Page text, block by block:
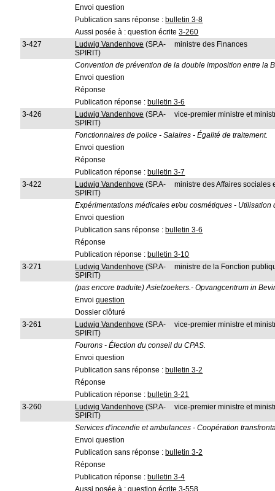
Envoi question
Publication sans réponse : bulletin 3-8
Aussi posée à : question écrite3-260
3-427
Ludwig Vandenhove (SP.A-
SPIRIT)
ministre des Finances
Convention de prévention de la double imposition entre la
Envoi question
Réponse
Publication réponse : bulletin 3-6
3-426
Ludwig Vandenhove (SP.A-
SPIRIT)
vice-premier ministre et
Fonctionnaires de police - Salaires - Égalité de traitement.
Envoi question
Réponse
Publication réponse : bulletin 3-7
3-422
Ludwig Vandenhove (SP.A-
SPIRIT)
ministre des Affaires sociales
Expérimentations médicales et/ou cosmétiques - Utilisation
Envoi question
Publication sans réponse : bulletin 3-6
Réponse
Publication réponse : bulletin 3-10
3-271
Ludwig Vandenhove (SP.A-
SPIRIT)
ministre de la Fonction
(pas encore traduite) Asielzoekers.- Opvangcentrum in
Envoiquestion
Dossier clôturé
3-261
Ludwig Vandenhove (SP.A-
SPIRIT)
vice-premier ministre et
Fourons - Élection du conseil du CPAS.
Envoi question
Publication sans réponse : bulletin 3-2
Réponse
Publication réponse : bulletin 3-21
3-260
Ludwig Vandenhove (SP.A-
SPIRIT)
vice-premier ministre et
Services d'incendie et ambulances - Coopération
Envoi question
Publication sans réponse : bulletin 3-2
Réponse
Publication réponse : bulletin 3-4
Aussi posée à : question écrite3-558